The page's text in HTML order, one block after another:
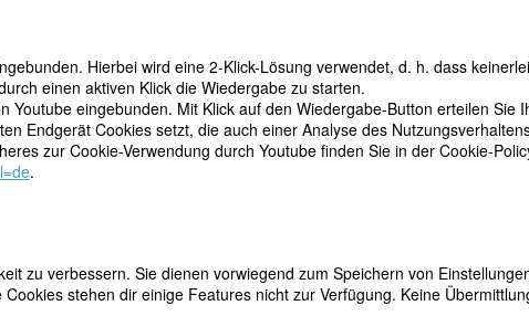
teilen
tweet
Buch von 564 Seiten
gegen die Männerwelt vom
Nachrichten ,
Hetzkampagne angezettelt; sie wird
Ausgang der Frauenstimmrechtsabstimmung
Barbara J.
WEITERE
Lotte
Carla Fracci
Hierbei wird eine 2-Klick-Lösung verwendet, d. h. dass
einen aktiven Klick die Wiedergabe zu starten.
eingebunden. Mit Klick auf den Wiedergabe-Button erteilen Sie
Endgerät Cookies setzt, die auch einer Analyse des
zur Cookie-Verwendung durch Youtube finden Sie in der Cookie-
.
zu verbessern. Sie dienen vorwiegend zum Speichern von
stehen dir einige Features nicht zur Verfügung. Keine